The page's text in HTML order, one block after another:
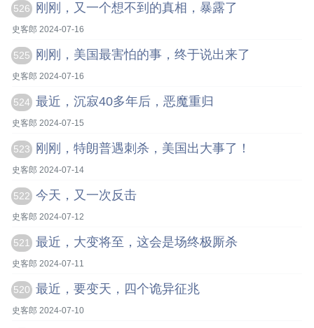
526 刚刚，又一个想不到的真相，暴露了
史客郎 2024-07-16
525 刚刚，美国最害怕的事，终于说出来了
史客郎 2024-07-16
524 最近，沉寂40多年后，恶魔重归
史客郎 2024-07-15
523 刚刚，特朗普遇刺杀，美国出大事了！
史客郎 2024-07-14
522 今天，又一次反击
史客郎 2024-07-12
521 最近，大变将至，这会是场终极​厮杀
史客郎 2024-07-11
520 最近，要变天，四个诡异征兆
史客郎 2024-07-10